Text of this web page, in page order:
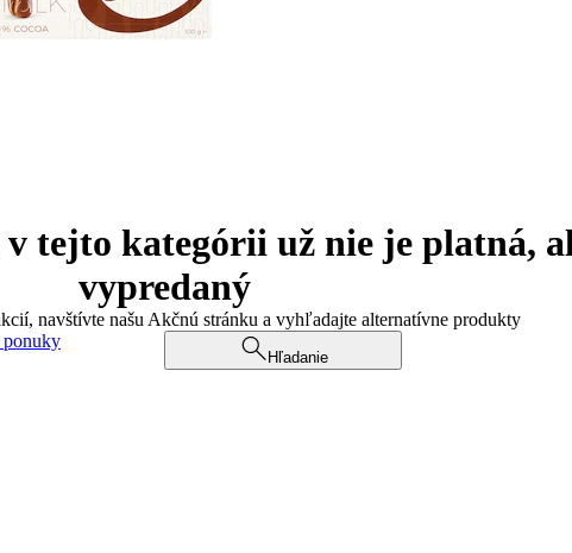
tejto kategórii už nie je platná,
vypredaný
navštívte našu Akčnú stránku a vyhľadajte alternatívne produkty
ponuky
Hľadanie